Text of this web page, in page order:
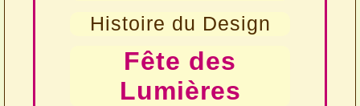
Histoire du Design
Fête des
Lumières